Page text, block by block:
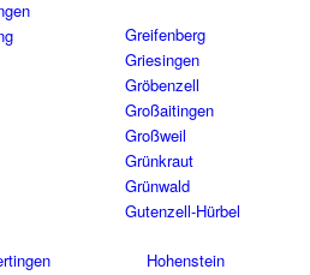
Greifenberg
Griesingen
Gröbenzell
Großaitingen
Großweil
Grünkraut
Grünwald
Gutenzell-Hürbel
Hohenstein